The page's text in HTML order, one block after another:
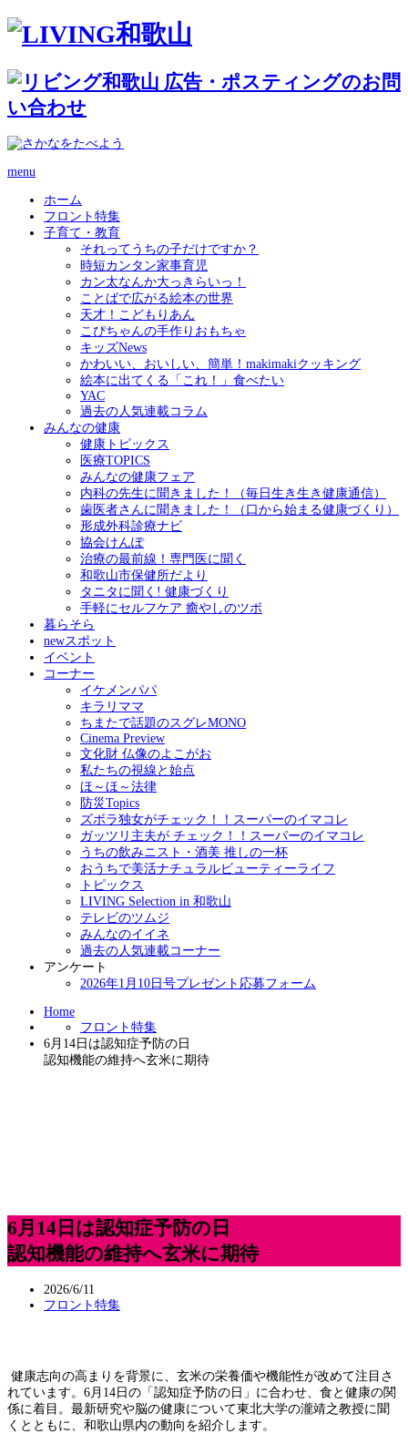
menu
ホーム
フロント特集
子育て・教育
それってうちの子だけですか？
時短カンタン家事育児
カン太なんか大っきらいっ！
ことばで広がる絵本の世界
天才！こどもりあん
こぴちゃんの手作りおもちゃ
キッズNews
かわいい、おいしい、簡単！makimakiクッキング
絵本に出てくる「これ！」食べたい
YAC
過去の人気連載コラム
みんなの健康
健康トピックス
医療TOPICS
みんなの健康フェア
内科の先生に聞きました！（毎日生き生き健康通信）
歯医者さんに聞きました！（口から始まる健康づくり）
形成外科診療ナビ
協会けんぽ
治療の最前線！専門医に聞く
和歌山市保健所だより
タニタに聞く! 健康づくり
手軽にセルフケア 癒やしのツボ
暮らそら
newスポット
イベント
コーナー
イケメンパパ
キラリママ
ちまたで話題のスグレMONO
Cinema Preview
文化財 仏像のよこがお
私たちの視線と始点
ほ～ほ～法律
防災Topics
ズボラ独女がチェック！！スーパーのイマコレ
ガッツリ主夫が チェック！！スーパーのイマコレ
うちの飲みニスト・酒美 推しの一杯
おうちで美活ナチュラルビューティーライフ
トピックス
LIVING Selection in 和歌山
テレビのツムジ
みんなのイイネ
過去の人気連載コーナー
アンケート
2026年1月10日号プレゼント応募フォーム
Home
フロント特集
6月14日は認知症予防の日
認知機能の維持へ玄米に期待
6月14日は認知症予防の日
認知機能の維持へ玄米に期待
2026/6/11
フロント特集
健康志向の高まりを背景に、玄米の栄養価や機能性が改めて注目さ
れています。6月14日の「認知症予防の日」に合わせ、食と健康の関
係に着目。最新研究や脳の健康について東北大学の瀧靖之教授に聞
くとともに、和歌山県内の動向を紹介します。